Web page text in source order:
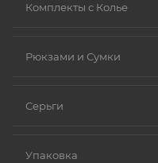
Комплекты с Колье
Рюкзами и Сумки
Серьги
Упаковка